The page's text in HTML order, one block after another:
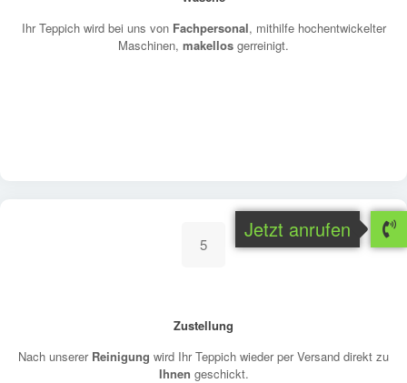
Ihr Teppich wird bei uns von Fachpersonal, mithilfe hochentwickelter
Maschinen, makellos gerreinigt.
5
Zustellung
Nach unserer Reinigung wird Ihr Teppich wieder per Versand direkt zu
Ihnen geschickt.
Jetzt anrufen